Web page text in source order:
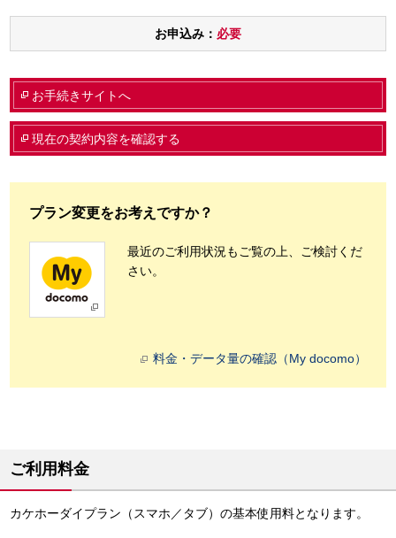
お申込み： 必要
お手続きサイトへ
現在の契約内容を確認する
プラン変更をお考えですか？
最近のご利用状況もご覧の上、ご検討くだ
さい。
料金・データ量の確認（My docomo）
ご利用料金
カケホーダイプラン（スマホ／タブ）の基本使用料となります。